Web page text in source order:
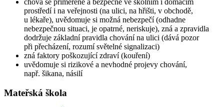
chová se přiměřeně a bezpečně ve školním i domácím
prostředí i na veřejnosti (na ulici, na hřišti, v obchodě,
u lékaře), uvědomuje si možná nebezpečí (odhadne
nebezpečnou situaci, je opatrné, neriskuje), zná a zpravidla
dodržuje základní pravidla chování na ulici (dává pozor
při přecházení, rozumí světelné signalizaci)
zná faktory poškozující zdraví (kouření)
uvědomuje si rizikové a nevhodné projevy chování,
např. šikana, násilí
Mateřská škola